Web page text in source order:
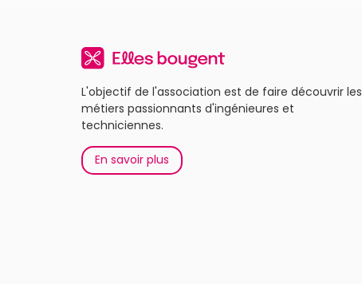
L'objectif de l'association est de faire découvrir les
métiers passionnants d'ingénieures et
techniciennes.
En savoir plus